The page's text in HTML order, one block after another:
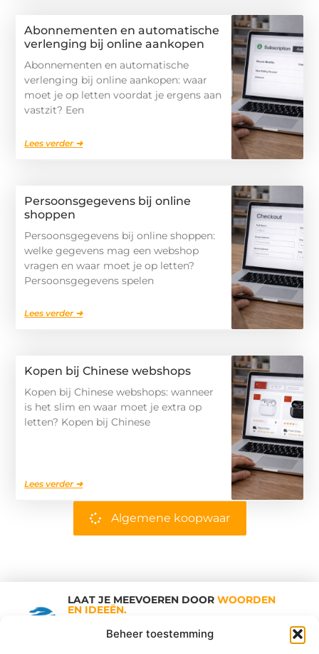
Beheer toestemming
Abonnementen en automatische
verlenging bij online aankopen
Abonnementen en automatische
verlenging bij online aankopen: waar
moet je op letten voordat je ergens aan
vastzit? Een
Lees verder ➜
Persoonsgegevens bij online
shoppen
Persoonsgegevens bij online shoppen:
welke gegevens mag een webshop
vragen en waar moet je op letten?
Persoonsgegevens spelen
Lees verder ➜
Kopen bij Chinese webshops
Kopen bij Chinese webshops: wanneer
is het slim en waar moet je extra op
letten? Kopen bij Chinese
Lees verder ➜
Algemene koopwaar
LAAT JE MEEVOEREN DOOR WOORDEN
EN IDEEËN.